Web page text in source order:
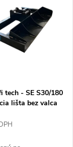
tech - SE S30/180
lišta bez valca